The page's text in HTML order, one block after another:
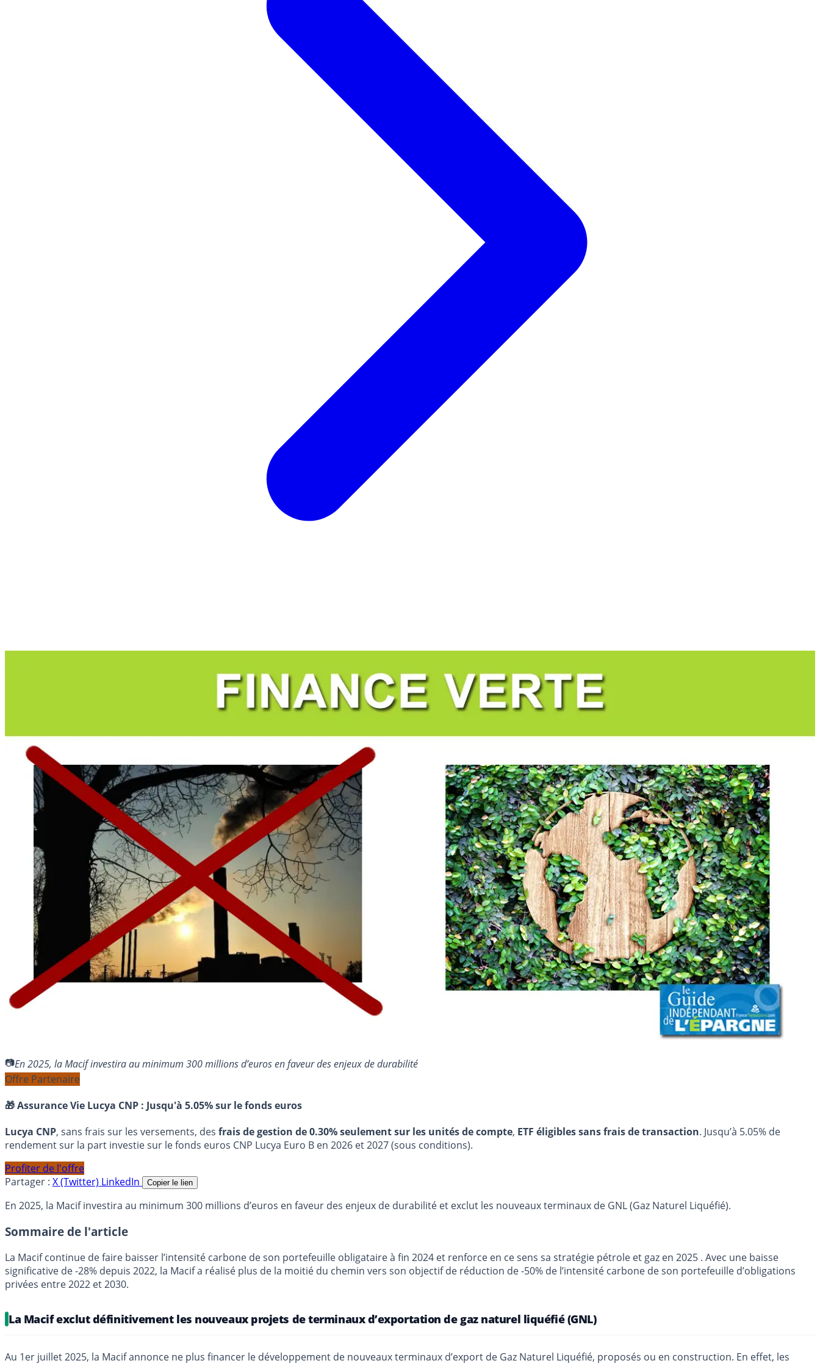
En 2025, la Macif investira au minimum 300 millions d’euros en faveur des enjeux de durabilité
Offre Partenaire
🎁 Assurance Vie Lucya CNP : Jusqu'à 5.05% sur le fonds euros
Lucya CNP, sans frais sur les versements, des frais de gestion de 0.30% seulement sur les unités de compte, ETF éligibles sans frais de transaction. Jusqu’à 5.05% de
rendement sur la part investie sur le fonds euros CNP Lucya Euro B en 2026 et 2027 (sous conditions).
Profiter de l'offre
Partager : X (Twitter) LinkedIn Copier le lien
En 2025, la Macif investira au minimum 300 millions d’euros en faveur des enjeux de durabilité et exclut les nouveaux terminaux de GNL (Gaz Naturel Liquéfié).
Sommaire de l'article
La Macif continue de faire baisser l’intensité carbone de son portefeuille obligataire à fin 2024 et renforce en ce sens sa stratégie pétrole et gaz en 2025 . Avec une baisse
significative de -28% depuis 2022, la Macif a réalisé plus de la moitié du chemin vers son objectif de réduction de -50% de l’intensité carbone de son portefeuille d’obligations
privées entre 2022 et 2030.
La Macif exclut définitivement les nouveaux projets de terminaux d’exportation de gaz naturel liquéfié (GNL)
Au 1er juillet 2025, la Macif annonce ne plus financer le développement de nouveaux terminaux d’export de Gaz Naturel Liquéfié, proposés ou en construction. En effet, les